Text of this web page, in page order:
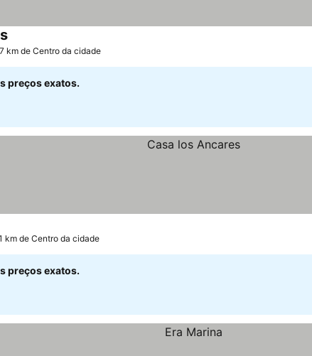
Ver preços
km de Centro da cidade
preços exatos.
km de Centro da cidade
preços exatos.